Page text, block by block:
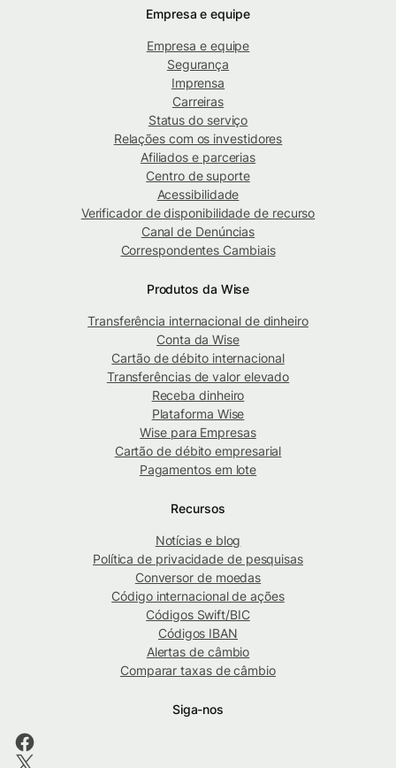
Empresa e equipe
Empresa e equipe
Segurança
Imprensa
Carreiras
Status do serviço
Relações com os investidores
Afiliados e parcerias
Centro de suporte
Acessibilidade
Verificador de disponibilidade de recurso
Canal de Denúncias
Correspondentes Cambiais
Produtos da Wise
Transferência internacional de dinheiro
Conta da Wise
Cartão de débito internacional
Transferências de valor elevado
Receba dinheiro
Plataforma Wise
Wise para Empresas
Cartão de débito empresarial
Pagamentos em lote
Recursos
Notícias e blog
Política de privacidade de pesquisas
Conversor de moedas
Código internacional de ações
Códigos Swift/BIC
Códigos IBAN
Alertas de câmbio
Comparar taxas de câmbio
Siga-nos